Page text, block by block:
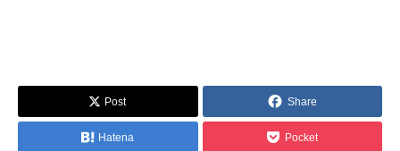
Post Share
Hatena Pocket